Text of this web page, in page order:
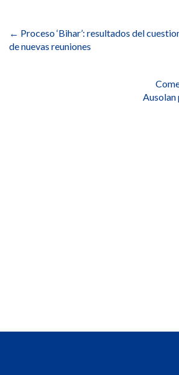
de
entradas
← Proceso ‘Bihar’: resultados del
de nuevas reuniones